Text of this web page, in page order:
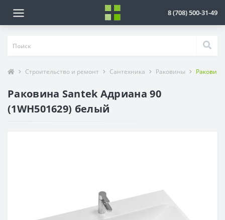
8 (708) 500-31-49
Строительство и ремонт Сантехника Раковины
Раковина Santek Адриана 90
(1WH501629) белый